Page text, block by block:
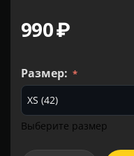
‍990‍₽
Размер:
Выберите размер